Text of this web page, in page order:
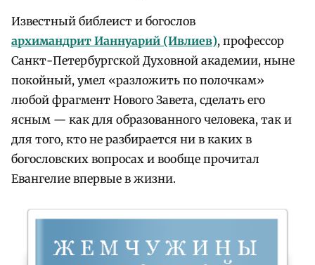
Известный библеист и богослов
архимандрит Ианнуарий (Ивлиев), профессор
Санкт-Петербургской Духовной академии, ныне
покойный, умел «разложить по полочкам»
любой фрагмент Нового Завета, сделать его
ясным — как для образованного человека, так и
для того, кто не разбирается ни в каких в
богословских вопросах и вообще прочитал
Евангелие впервые в жизни.